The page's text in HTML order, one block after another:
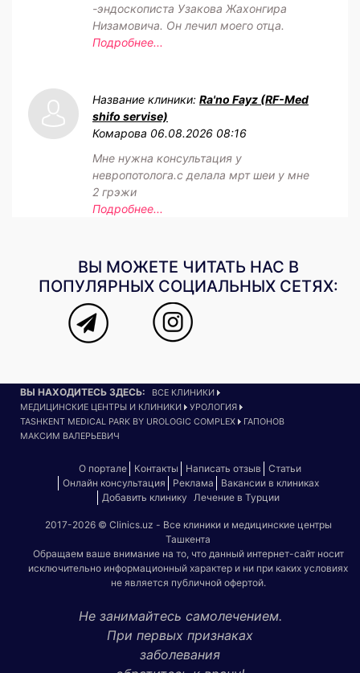
-эндоскописта Узакова Жахонгира
Низамовича. Он лечил моего отца.
Подробнее...
Название клиники: Ra'no Fayz (RF-Med
shifo servise)
Комарова 06.08.2026 08:16
Мне нужна консультация у
невропотолога.с делала мрт шеи у мне
2 грэжи
Подробнее...
ВЫ МОЖЕТЕ ЧИТАТЬ НАС В
ПОПУЛЯРНЫХ СОЦИАЛЬНЫХ СЕТЯХ:
ВЫ НАХОДИТЕСЬ ЗДЕСЬ:
ВСЕ КЛИНИКИ
МЕДИЦИНСКИЕ ЦЕНТРЫ И КЛИНИКИ
УРОЛОГИЯ
TASHKENT MEDICAL PARK BY UROLOGIC COMPLEX
ГАПОНОВ
МАКСИМ ВАЛЕРЬЕВИЧ
О портале Контакты Написать отзыв
Статьи
Онлайн консультация
Реклама
Вакансии в клиниках
Добавить клинику
Лечение в Турции
2017-2026 © Clinics.uz - Все клиники и медицинские центры
Ташкента
Обращаем ваше внимание на то, что данный интернет-сайт носит
исключительно информационный характер и ни при каких условиях
не является публичной офертой.
Не занимайтесь самолечением.
При первых признаках
заболевания